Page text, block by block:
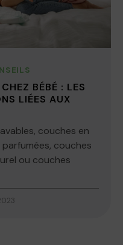
BÉBÉ : LES
LIÉES AUX
couches en
couches
ou couches